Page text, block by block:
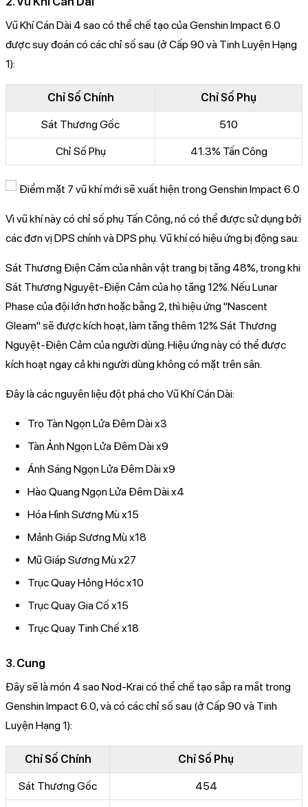
Vũ Khí Cán Dài 4 sao có thể chế tạo của Genshin Impact 6.0
được suy đoán có các chỉ số sau (ở Cấp 90 và Tinh Luyện Hạng
1):
Chỉ Số Chính Chỉ Số Phụ
Sát Thương Gốc 510
Chỉ Số Phụ 41.3% Tấn Công
Vì vũ khí này có chỉ số phụ Tấn Công, nó có thể được sử dụng bởi
các đơn vị DPS chính và DPS phụ. Vũ khí có hiệu ứng bị động sau:
Sát Thương Điện Cảm của nhân vật trang bị tăng 48%, trong khi
Sát Thương Nguyệt-Điện Cảm của họ tăng 12%. Nếu Lunar
Phase của đội lớn hơn hoặc bằng 2, thì hiệu ứng "Nascent
Gleam" sẽ được kích hoạt, làm tăng thêm 12% Sát Thương
Nguyệt-Điện Cảm của người dùng. Hiệu ứng này có thể được
kích hoạt ngay cả khi người dùng không có mặt trên sân.
Đây là các nguyên liệu đột phá cho Vũ Khí Cán Dài:
Tro Tàn Ngọn Lửa Đêm Dài x3
Tàn Ảnh Ngọn Lửa Đêm Dài x9
Ánh Sáng Ngọn Lửa Đêm Dài x9
Hào Quang Ngọn Lửa Đêm Dài x4
Hóa Hình Sương Mù x15
Mảnh Giáp Sương Mù x18
Mũ Giáp Sương Mù x27
Trục Quay Hỏng Hóc x10
Trục Quay Gia Cố x15
Trục Quay Tinh Chế x18
3. Cung
Đây sẽ là món 4 sao Nod-Krai có thể chế tạo sắp ra mắt trong
Genshin Impact 6.0, và có các chỉ số sau (ở Cấp 90 và Tinh
Luyện Hạng 1):
Chỉ Số Chính Chỉ Số Phụ
Sát Thương Gốc 454